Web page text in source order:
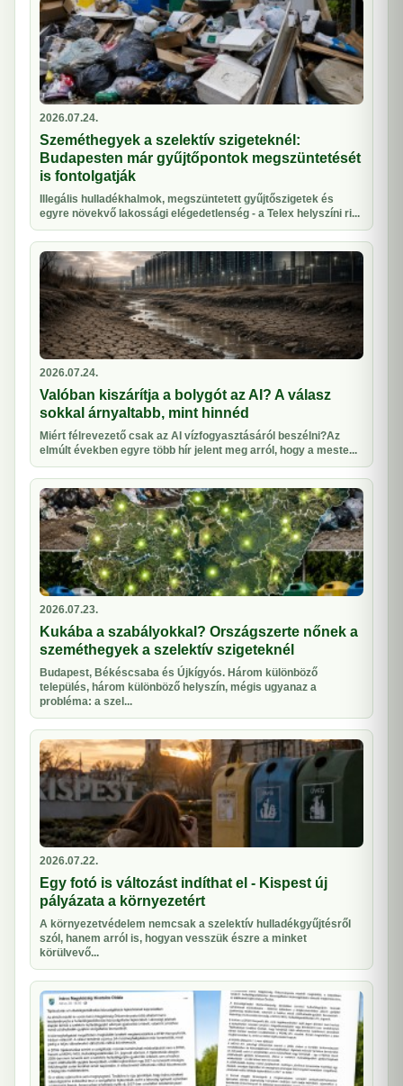
2026.07.24.
Szeméthegyek a szelektív szigeteknél:
Budapesten már gyűjtőpontok megszüntetését
is fontolgatják
Illegális hulladékhalmok, megszüntetett gyűjtőszigetek és
egyre növekvő lakossági elégedetlenség - a Telex helyszíni ri...
2026.07.24.
Valóban kiszárítja a bolygót az AI? A válasz
sokkal árnyaltabb, mint hinnéd
Miért félrevezető csak az AI vízfogyasztásáról beszélni?Az
elmúlt években egyre több hír jelent meg arról, hogy a meste...
2026.07.23.
Kukába a szabályokkal? Országszerte nőnek a
szeméthegyek a szelektív szigeteknél
Budapest, Békéscsaba és Újkígyós. Három különböző
település, három különböző helyszín, mégis ugyanaz a
probléma: a szel...
2026.07.22.
Egy fotó is változást indíthat el - Kispest új
pályázata a környezetért
A környezetvédelem nemcsak a szelektív hulladékgyűjtésről
szól, hanem arról is, hogyan vesszük észre a minket
körülvevő...